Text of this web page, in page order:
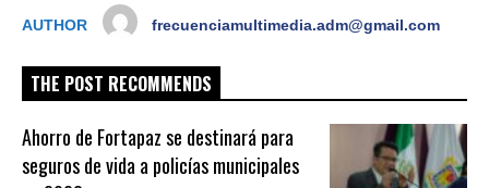
AUTHOR frecuenciamultimedia.adm@gmail.com
THE POST RECOMMENDS
Ahorro de Fortapaz se destinará para
seguros de vida a policías municipales